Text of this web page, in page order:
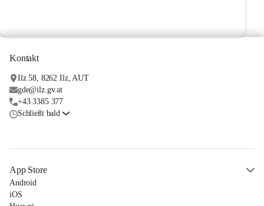
Kontakt
Ilz 58, 8262 Ilz, AUT
gde@ilz.gv.at
+43 3385 377
Schließt bald
App Store
Android
iOS